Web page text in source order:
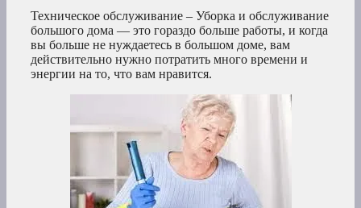
Техническое обслуживание – Уборка и обслуживание
большого дома — это гораздо больше работы, и когда
вы больше не нуждаетесь в большом доме, вам
действительно нужно потратить много времени и
энергии на то, что вам нравится.